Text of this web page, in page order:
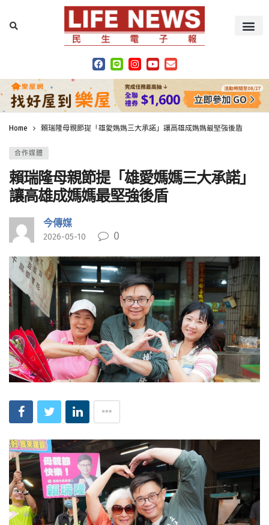
Home 賴瑞隆母親節提「雄愛媽媽三大承諾」讓高雄成媽媽最堅強後盾
合作媒體
賴瑞隆母親節提「雄愛媽媽三大承諾」
讓高雄成媽媽最堅強後盾
今傳媒
2026-05-10 0